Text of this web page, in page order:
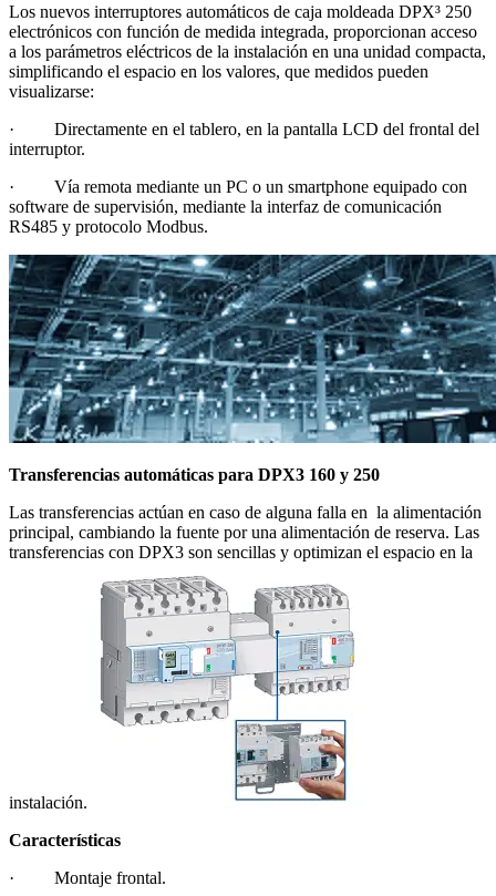
Los nuevos interruptores automáticos de caja moldeada DPX³ 250
electrónicos con función de medida integrada, proporcionan acceso
a los parámetros eléctricos de la instalación en una unidad compacta,
simplificando el espacio en los valores, que medidos pueden
visualizarse:
· Directamente en el tablero, en la pantalla LCD del frontal del
interruptor.
· Vía remota mediante un PC o un smartphone equipado con
software de supervisión, mediante la interfaz de comunicación
RS485 y protocolo Modbus.
Transferencias automáticas para DPX3 160 y 250
Las transferencias actúan en caso de alguna falla en la alimentación
principal, cambiando la fuente por una alimentación de reserva. Las
transferencias con DPX3 son sencillas y optimizan el espacio en la
instalación.
Características
· Montaje frontal.